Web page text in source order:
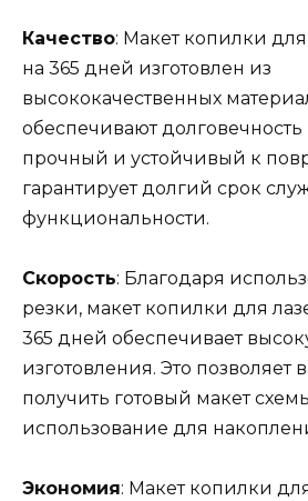
Качество: Макет копилки
на 365 дней изготовлен из
высококачественных
обеспечивают
прочный и устойчивый к
гарантирует долгий срок
функциональности.
Скорость: Благодаря
резки, макет копилки для
365 дней обеспечивает
изготовления. Это позволяет
получить готовый макет
использование для
Экономия: Макет копилки